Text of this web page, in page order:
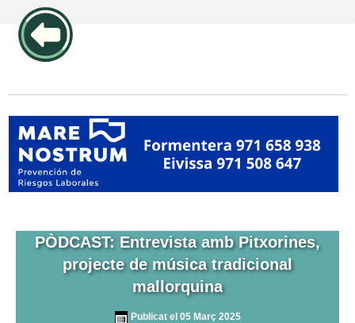
PÒDCAST: Entrevista amb Pitxorines,
projecte de música tradicional
mallorquina
Publicat el 05 Març 2025